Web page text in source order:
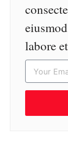
labore